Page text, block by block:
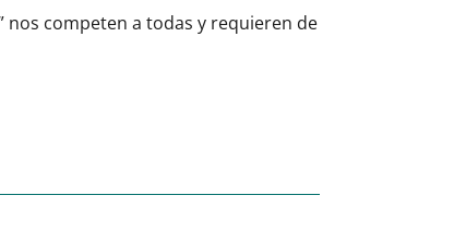
competen a todas y requieren de